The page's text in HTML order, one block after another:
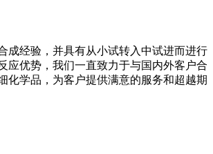
成经验，并具有从小试转入中试进而进行
应优势，我们一直致力于与国内外客户合
化学品，为客户提供满意的服务和超越期